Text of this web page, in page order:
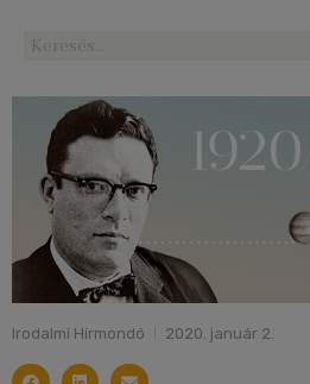
Irodalmi Hírmondó 2020. január 2.